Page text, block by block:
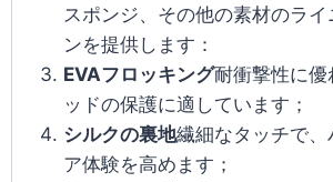
スポンジ、その他の素材のライ
ンを提供します：
EVAフロッキング耐衝撃性に
ッドの保護に適しています；
シルクの裏地繊細なタッチで
ア体験を高めます；